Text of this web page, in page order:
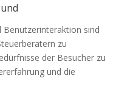
Benutzerinteraktion sind
zu
der Besucher zu
und die